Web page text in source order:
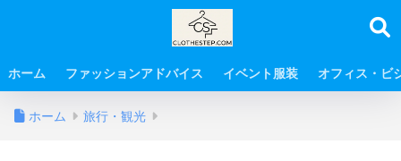
ホーム ファッションアドバイス イベント服装 オフィス・ビ
ホーム 旅行・観光